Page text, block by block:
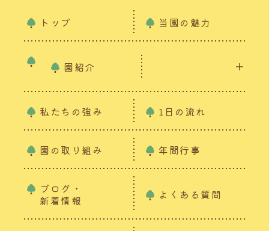
トップ 当園の魅力
園紹介
私たちの強み 1日の流れ
園の取り組み 年間行事
ブログ・
新着情報
よくある質問